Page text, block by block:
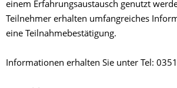
einem Erfahrungsaustausch genutzt
Teilnehmer erhalten umfangreiches
eine Teilnahmebestätigung.
Informationen erhalten Sie unter Tel: